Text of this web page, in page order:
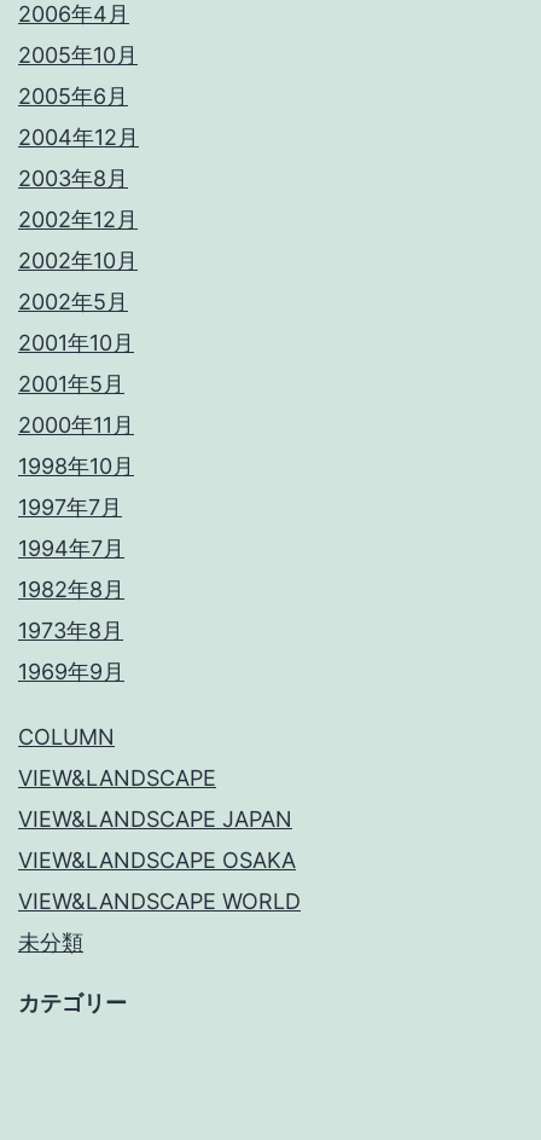
2006年4月
2005年10月
2005年6月
2004年12月
2003年8月
2002年12月
2002年10月
2002年5月
2001年10月
2001年5月
2000年11月
1998年10月
1997年7月
1994年7月
1982年8月
1973年8月
1969年9月
COLUMN
VIEW&LANDSCAPE
VIEW&LANDSCAPE JAPAN
VIEW&LANDSCAPE OSAKA
VIEW&LANDSCAPE WORLD
未分類
カテゴリー